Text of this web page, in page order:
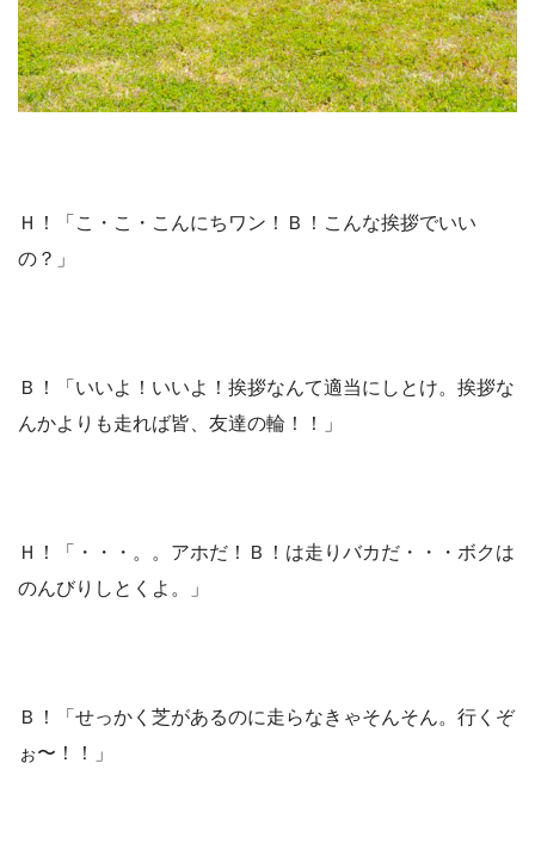
Ｈ！「こ・こ・こんにちワン！Ｂ！こんな挨拶でいい
の？」
Ｂ！「いいよ！いいよ！挨拶なんて適当にしとけ。挨拶な
んかよりも走れば皆、友達の輪！！」
Ｈ！「・・・。。アホだ！Ｂ！は走りバカだ・・・ボクは
のんびりしとくよ。」
Ｂ！「せっかく芝があるのに走らなきゃそんそん。行くぞ
ぉ〜！！」